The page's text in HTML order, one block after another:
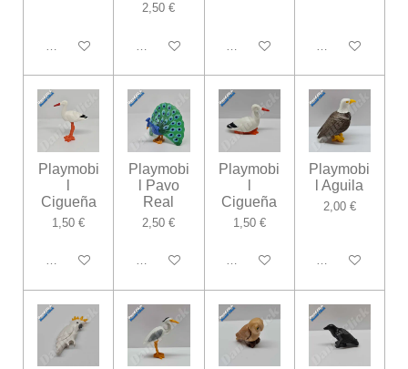
Añadir al carrito
2,50 €
Añadir al carrito Añadir al carrito Añadir al carrito
Playmobi
Cigueña
1,50 €
Añadir al carrito
Playmobi
l Pavo
Real
2,50 €
Añadir al carrito
Playmobi
Cigueña
1,50 €
Añadir al carrito
Playmobi
l Aguila
2,00 €
Añadir al carrito